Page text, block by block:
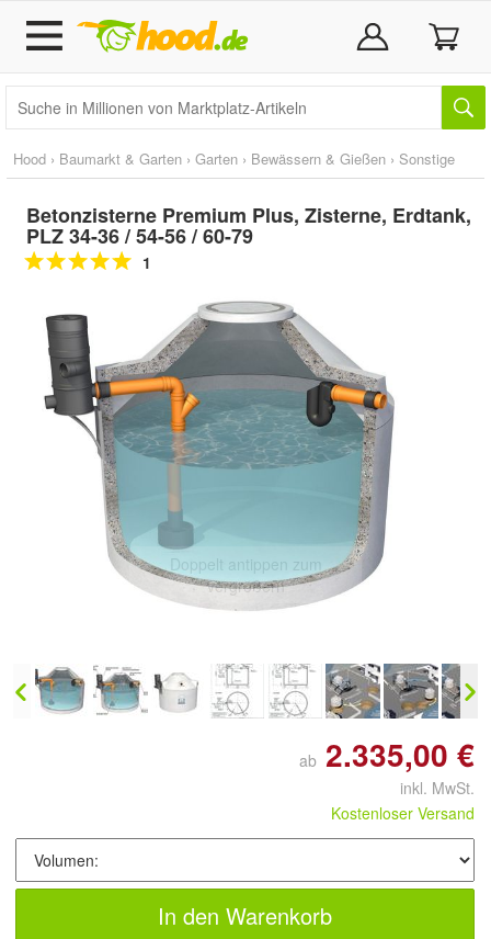
Hood › Baumarkt & Garten › Garten › Bewässern & Gießen › Sonstige
Betonzisterne Premium Plus, Zisterne, Erdtank,
PLZ 34-36 / 54-56 / 60-79
1
Doppelt antippen zum
vergrößern
ab 2.335,00 €
inkl. MwSt.
Kostenloser Versand
In den Warenkorb